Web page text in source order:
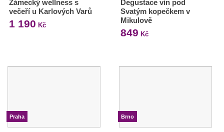
Zámecký wellness s
večeří u Karlových Varů
1 190 Kč
Degustace vín pod
Svatým kopečkem v
Mikulově
849 Kč
Praha Brno